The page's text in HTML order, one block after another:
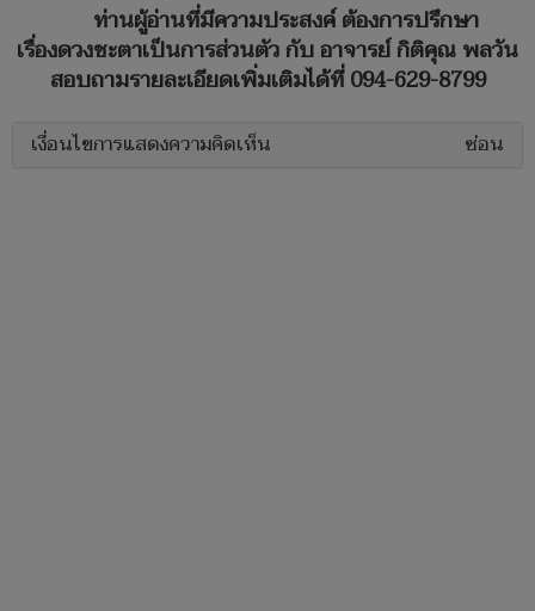
ท่านผู้อ่านที่มีความประสงค์ ต้องการปรึกษา
เรื่องดวงชะตาเป็นการส่วนตัว​ กับ อาจารย์ กิติคุณ พลวัน
สอบถามรายละเอียดเพิ่มเติมได้ที่ 094-629-8799
เงื่อนไขการแสดงความคิดเห็น ซ่อน